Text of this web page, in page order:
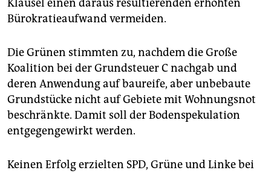
Klausel einen daraus resultierenden erhöhten
Bürokratieaufwand vermeiden.
Die Grünen stimmten zu, nachdem die Große
Koalition bei der Grundsteuer C nachgab und
deren Anwendung auf baureife, aber unbebaute
Grundstücke nicht auf Gebiete mit Wohnungsnot
beschränkte. Damit soll der Bodenspekulation
entgegengewirkt werden.
Keinen Erfolg erzielten SPD, Grüne und Linke bei